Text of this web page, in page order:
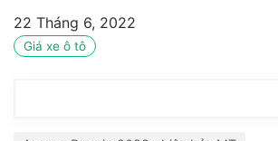
22 Tháng 6, 2022
Giá xe ô tô